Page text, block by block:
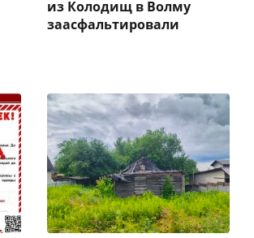
из Колодищ в Волму
заасфальтировали